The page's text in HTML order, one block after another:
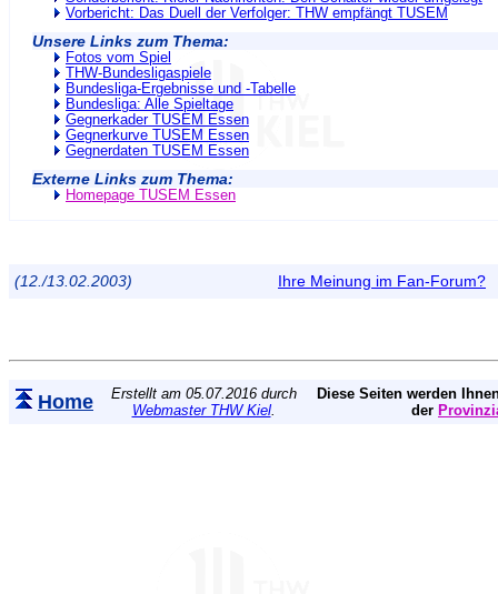
Vorbericht: Das Duell der Verfolger: THW empfängt TUSEM
Unsere Links zum Thema:
Fotos vom Spiel
THW-Bundesligaspiele
Bundesliga-Ergebnisse und -Tabelle
Bundesliga: Alle Spieltage
Gegnerkader TUSEM Essen
Gegnerkurve TUSEM Essen
Gegnerdaten TUSEM Essen
Externe Links zum Thema:
Homepage TUSEM Essen
(12./13.02.2003) Ihre Meinung im Fan-Forum?
Home
Erstellt am 05.07.2016 durch
Webmaster THW Kiel.
Diese Seiten werden
der